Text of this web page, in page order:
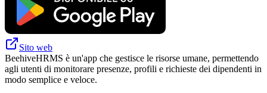
Sito web
BeehiveHRMS è un'app che gestisce le risorse umane, permettendo
agli utenti di monitorare presenze, profili e richieste dei dipendenti in
modo semplice e veloce.